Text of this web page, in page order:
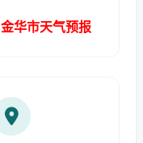
金华市天气预报